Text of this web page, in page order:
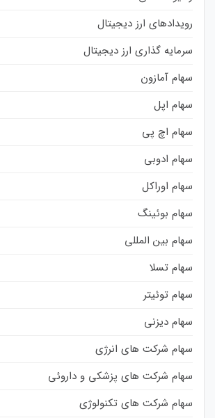
رویدادهای ارز دیجیتال
سرمایه گذاری ارز دیجیتال
سهام آمازون
سهام اپل
سهام اچ پی
سهام ادوبی
سهام اوراکل
سهام بوئینگ
سهام بین المللی
سهام تسلا
سهام توئیتر
سهام دیزنی
سهام شرکت های انرژی
سهام شرکت های پزشکی و داروئی
سهام شرکت های تکنولوژی